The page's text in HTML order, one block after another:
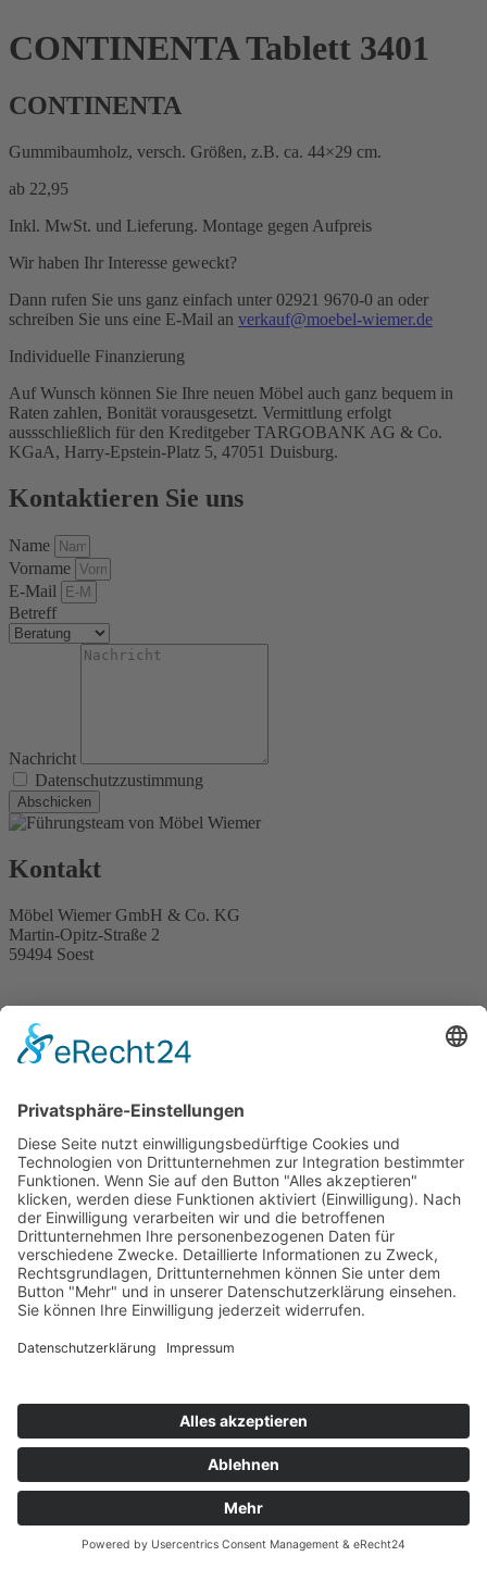
CONTINENTA Tablett 3401
CONTINENTA
Gummibaumholz, versch. Größen, z.B. ca. 44×29 cm.
ab 22,95
Inkl. MwSt. und Lieferung. Montage gegen Aufpreis
Wir haben Ihr Interesse geweckt?
Dann rufen Sie uns ganz einfach unter 02921 9670-0 an oder
schreiben Sie uns eine E-Mail an verkauf@moebel-wiemer.de
Individuelle Finanzierung
Auf Wunsch können Sie Ihre neuen Möbel auch ganz bequem in
Raten zahlen, Bonität vorausgesetzt. Vermittlung erfolgt
aussschließlich für den Kreditgeber TARGOBANK AG & Co.
KGaA, Harry-Epstein-Platz 5, 47051 Duisburg.
Kontaktieren Sie uns
Name
Vorname
E-Mail
Betreff
Nachricht
Datenschutzzustimmung
Abschicken
Kontakt
Möbel Wiemer GmbH & Co. KG
Martin-Opitz-Straße 2
59494 Soest
Telefon:
Telefax: 02921 77011
E-Mail:info@moebel-wiemer.de
Öffnungszeiten
Montag – Freitag 10 – 19 Uhr
Samstag 9 – 18 Uhr
Philosophie
Karriere
Folgen Sie uns
Instagram Facebook